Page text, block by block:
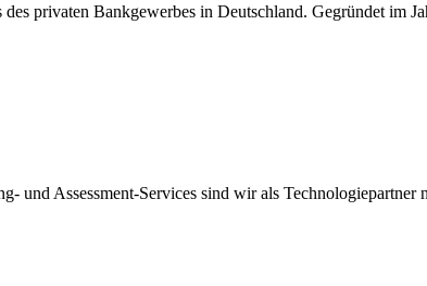
privaten Bankgewerbes in Deutschland. Gegründet im
Assessment-Services sind wir als Technologiepartner